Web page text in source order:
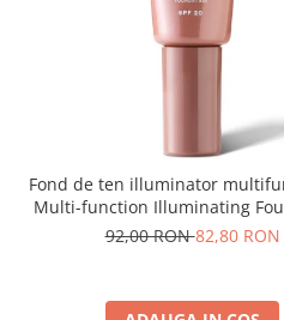
Fond de ten illuminator
Multi-function Illuminating
nuanta 1N LIGHT BEIGE–
92,00 RON82,80 RON